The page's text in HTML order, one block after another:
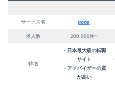
サービス名 doda
求人数 200,000件~
特徴
・日本最大級の転職
サイト
・アドバイザーの質
が高い